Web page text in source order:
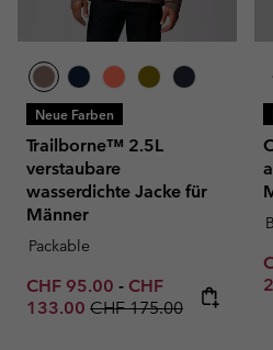
Neue Farben
Trailborne™ 2.5L
verstaubare
wasserdichte Jacke für
Männer
Packable
Minimum sale price:
CHF 95.00 - Maximum sale
CHF
133.00 Regular price:
CHF 175.00